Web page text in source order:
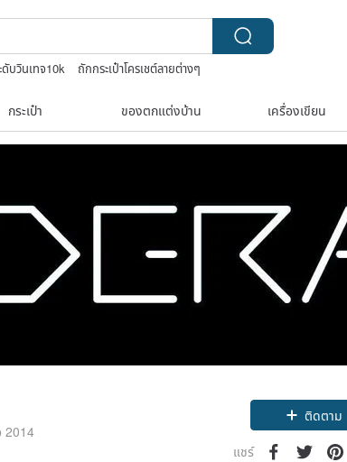
ดับวินเทจ10k
ถักกระเป๋าโครเชต์ลายต่างๆ
กระเป๋า ของตกแต่งบ้าน เครื่องเขียน
2014
ติดตาม
แชร์